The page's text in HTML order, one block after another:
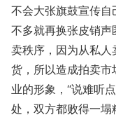
不会大张旗鼓宣传自
不多就再换张皮销声
卖秩序，因为从私
货，所以造成拍卖
业的形象，“说难听
处，双方都败得一塌